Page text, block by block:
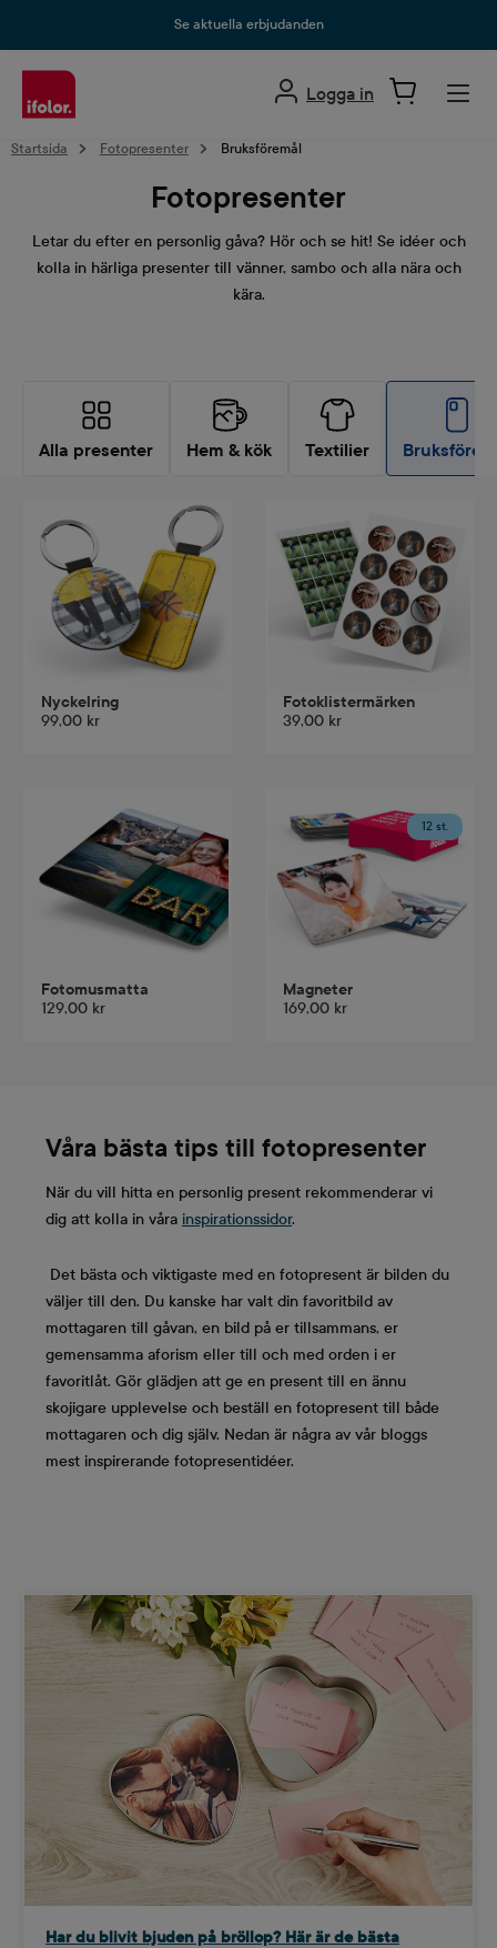
Se aktuella erbjudanden
Logga in
Startsida Fotopresenter Bruksföremål
Fotopresenter
Letar du efter en personlig gåva? Hör och se hit! Se idéer och
kolla in härliga presenter till vänner, sambo och alla nära och
kära.
Alla presenter Hem & kök Textilier
Nyckelring
99,00 kr
Fotoklistermärken
39,00 kr
Fotomusmatta
129,00 kr
12 st.
Magneter
169,00 kr
Våra bästa tips till fotopresenter
När du vill hitta en personlig present rekommenderar vi
dig att kolla in våra inspirationssidor.
Det bästa och viktigaste med en fotopresent är bilden du
väljer till den. Du kanske har valt din favoritbild av
mottagaren till gåvan, en bild på er tillsammans, er
gemensamma aforism eller till och med orden i er
favoritlåt. Gör glädjen att ge en present till en ännu
skojigare upplevelse och beställ en fotopresent till både
mottagaren och dig själv. Nedan är några av vår bloggs
mest inspirerande fotopresentidéer.
Har du blivit bjuden på bröllop? Här är de bästa